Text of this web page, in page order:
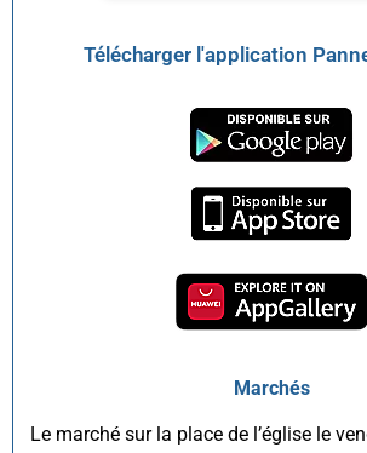
Télécharger l'application
Marchés
Le marché sur la place de l’église le